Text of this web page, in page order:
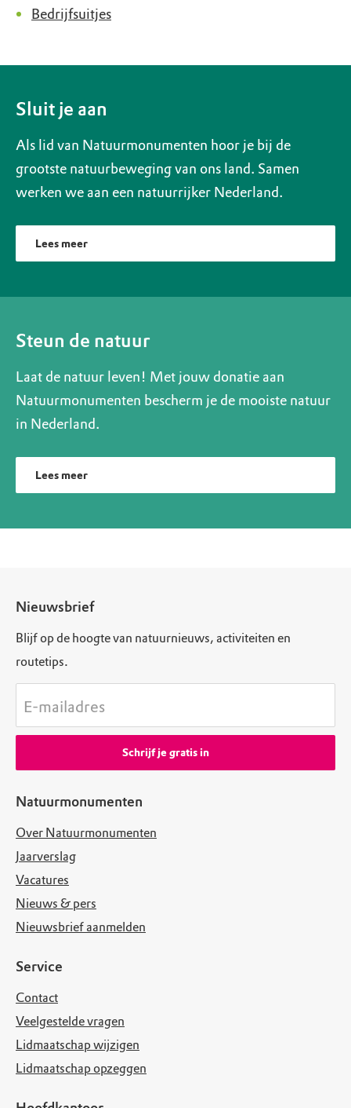
Bedrijfsuitjes
Sluit je aan
Als lid van Natuurmonumenten hoor je bij de
grootste natuurbeweging van ons land. Samen
werken we aan een natuurrijker Nederland.
Lees meer
Steun de natuur
Laat de natuur leven! Met jouw donatie aan
Natuurmonumenten bescherm je de mooiste natuur
in Nederland.
Lees meer
Natuurmonumenten
Over Natuurmonumenten
Jaarverslag
Vacatures
Nieuws & pers
Nieuwsbrief aanmelden
Service
Contact
Veelgestelde vragen
Lidmaatschap wijzigen
Lidmaatschap opzeggen
Nieuwsbrief
Blijf op de hoogte van natuurnieuws, activiteiten en
routetips.
E-mailadres
Schrijf je gratis in